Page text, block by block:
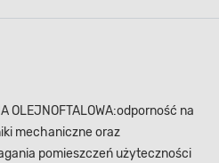
OLEJNO­FTALOWA:odporność na
mechaniczne oraz
pomieszczeń użyteczności